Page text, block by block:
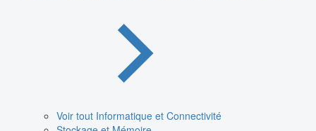
Voir tout Informatique et Connectivité